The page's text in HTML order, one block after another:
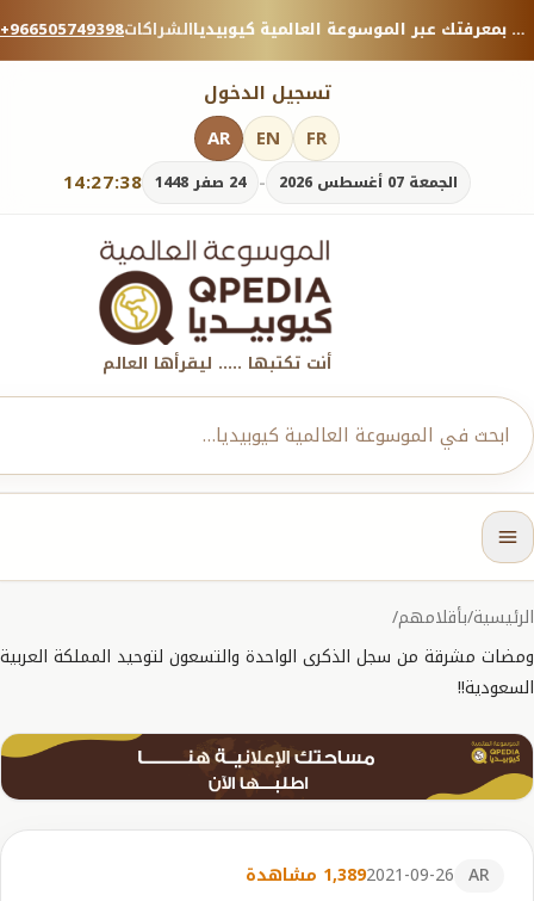
+966505749398الشراكات منصة معرفية موثوقة — شارك بمعرفتك عبر الموسوعة العالمية كيوبيديا.
تسجيل الدخول
14:27:38 الجمعة 07 أغسطس 2026 - 24 صفر 1448
AR EN FR
أنت تكتبها ..... ليقرأها العالم
الرئيسية/بأقلامهم/
ومضات مشرقة من سجل الذكرى الواحدة والتسعون لتوحيد المملكة العربية
السعودية!!
AR
2021-09-261,389 مشاهدة